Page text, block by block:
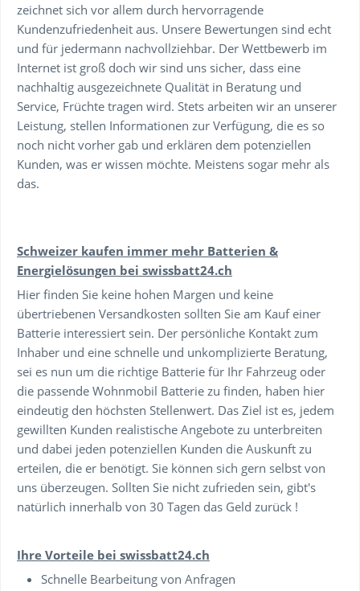
zeichnet sich vor allem durch hervorragende
Kundenzufriedenheit aus. Unsere Bewertungen sind echt
und für jedermann nachvollziehbar. Der Wettbewerb im
Internet ist groß doch wir sind uns sicher, dass eine
nachhaltig ausgezeichnete Qualität in Beratung und
Service, Früchte tragen wird. Stets arbeiten wir an unserer
Leistung, stellen Informationen zur Verfügung, die es so
noch nicht vorher gab und erklären dem potenziellen
Kunden, was er wissen möchte. Meistens sogar mehr als
das.
Schweizer kaufen immer mehr Batterien &
Energielösungen bei swissbatt24.ch
Hier finden Sie keine hohen Margen und keine
übertriebenen Versandkosten sollten Sie am Kauf einer
Batterie interessiert sein. Der persönliche Kontakt zum
Inhaber und eine schnelle und unkomplizierte Beratung,
sei es nun um die richtige Batterie für Ihr Fahrzeug oder
die passende Wohnmobil Batterie zu finden, haben hier
eindeutig den höchsten Stellenwert. Das Ziel ist es, jedem
gewillten Kunden realistische Angebote zu unterbreiten
und dabei jeden potenziellen Kunden die Auskunft zu
erteilen, die er benötigt. Sie können sich gern selbst von
uns überzeugen. Sollten Sie nicht zufrieden sein, gibt's
natürlich innerhalb von 30 Tagen das Geld zurück !
Ihre Vorteile bei swissbatt24.ch
Schnelle Bearbeitung von Anfragen